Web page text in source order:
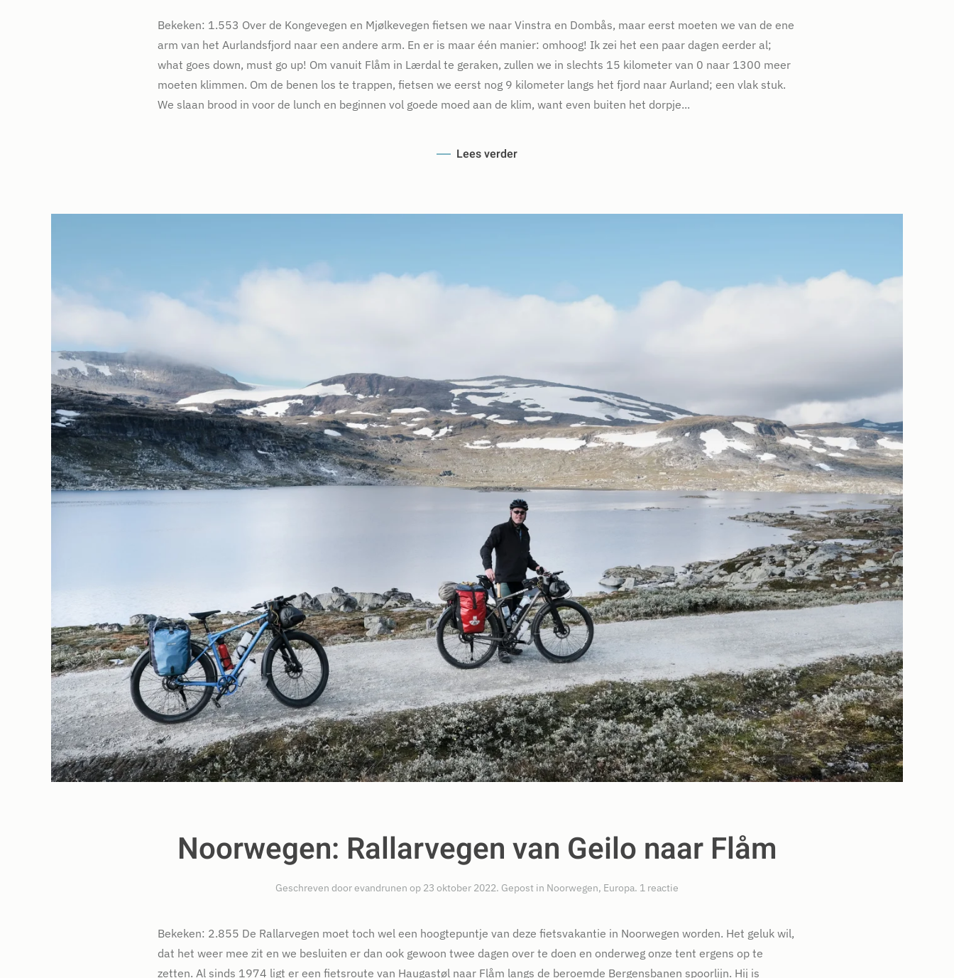
Dombås
Bekeken: 1.553 Over de Kongevegen en Mjølkevegen fietsen we naar Vinstra en Dombås, maar eerst moeten we van de ene
arm van het Aurlandsfjord naar een andere arm. En er is maar één manier: omhoog! Ik zei het een paar dagen eerder al;
what goes down, must go up! Om vanuit Flåm in Lærdal te geraken, zullen we in slechts 15 kilometer van 0 naar 1300 meer
moeten klimmen. Om de benen los te trappen, fietsen we eerst nog 9 kilometer langs het fjord naar Aurland; een vlak stuk.
We slaan brood in voor de lunch en beginnen vol goede moed aan de klim, want even buiten het dorpje...
Lees verder
Noorwegen: Rallarvegen van Geilo naar Flåm
Geschreven doorevandrunen op 23 oktober 2022. Gepost in Noorwegen, Europa. 1 reactie
Geilo
naar
Bekeken: 2.855 De Rallarvegen moet toch wel een hoogtepuntje van deze fietsvakantie in Noorwegen worden. Het geluk wil,
dat het weer mee zit en we besluiten er dan ook gewoon twee dagen over te doen en onderweg onze tent ergens op te
zetten. Al sinds 1974 ligt er een fietsroute van Haugastøl naar Flåm langs de beroemde Bergensbanen spoorlijn. Hij is